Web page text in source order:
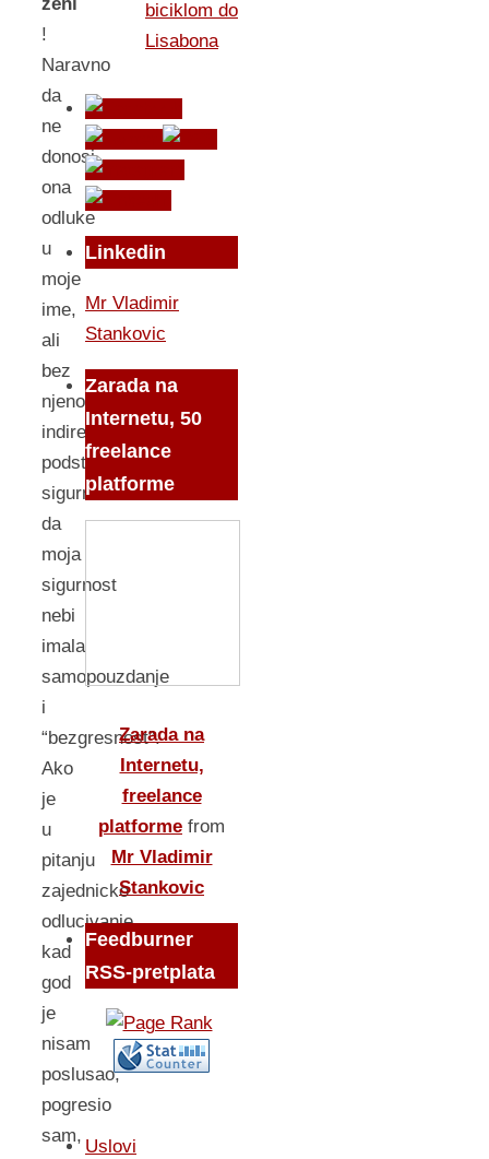
!
Naravno
da
ne
donosi
ona
odluke
u
moje
ime,
ali
bez
njenog
indirektnog
podstreka,
sigurno
da
moja
sigurnost
nebi
imala
samopouzdanje
i
“bezgresnost”.
Ako
je
u
pitanju
zajednicko
odlucivanje,
kad
god
je
nisam
poslusao,
pogresio
sam,
biciklom do
Lisabona
Linkedin
Mr Vladimir
Stankovic
Zarada na
Internetu, 50
freelance
platforme
Zarada na
Internetu,
freelance
platforme from
Mr Vladimir
Stankovic
Feedburner
RSS-pretplata
Uslovi